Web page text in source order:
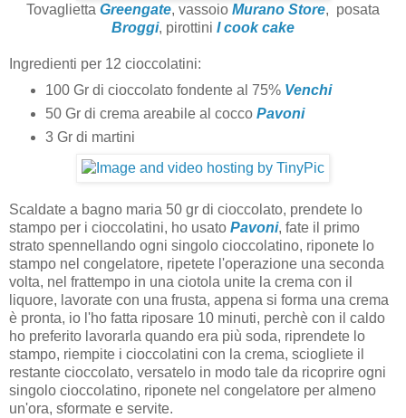
Tovaglietta Greengate, vassoio Murano Store, posata
Broggi, pirottini I cook cake
Ingredienti per 12 cioccolatini:
100 Gr di cioccolato fondente al 75% Venchi
50 Gr di crema areabile al cocco Pavoni
3 Gr di martini
Scaldate a bagno maria 50 gr di cioccolato, prendete lo
stampo per i cioccolatini, ho usato Pavoni, fate il primo
strato spennellando ogni singolo cioccolatino, riponete lo
stampo nel congelatore, ripetete l'operazione una seconda
volta, nel frattempo in una ciotola unite la crema con il
liquore, lavorate con una frusta, appena si forma una crema
è pronta, io l'ho fatta riposare 10 minuti, perchè con il caldo
ho preferito lavorarla quando era più soda, riprendete lo
stampo, riempite i cioccolatini con la crema, sciogliete il
restante cioccolato, versatelo in modo tale da ricoprire ogni
singolo cioccolatino, riponete nel congelatore per almeno
un'ora, sformate e servite.